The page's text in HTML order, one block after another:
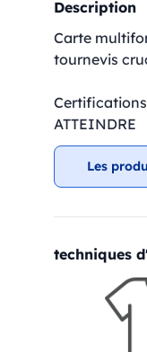
Description
Carte
tournevis
ATTEINDRE
Les
techniques